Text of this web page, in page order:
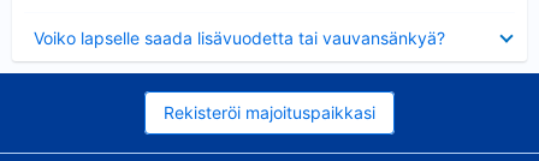
Voiko lapselle saada lisävuodetta tai vauvansänkyä?
Rekisteröi majoituspaikkasi